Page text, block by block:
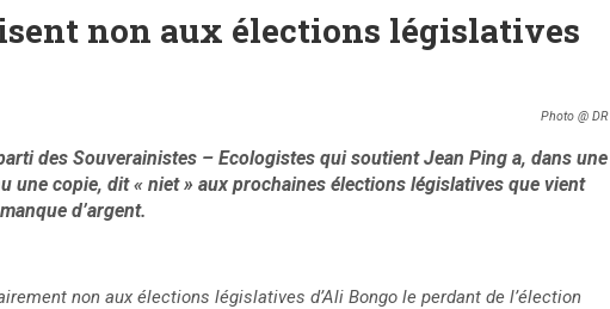
non aux élections législatives
Photo @ DR
des Souverainistes – Ecologistes qui soutient Jean Ping a, dans une
une copie, dit « niet » aux prochaines élections législatives que vient
d’argent.
non aux élections législatives d’Ali Bongo le perdant de l’élection